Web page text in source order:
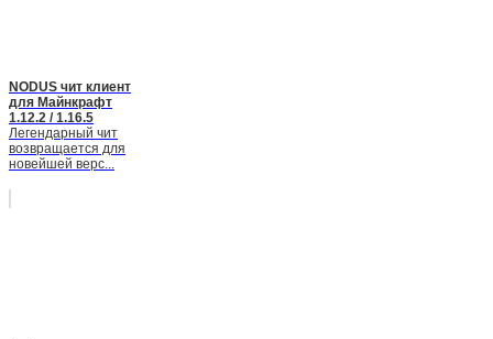
NODUS чит клиент
для Майнкрафт
1.12.2 / 1.16.5
Легендарный чит
возвращается для
новейшей верс...